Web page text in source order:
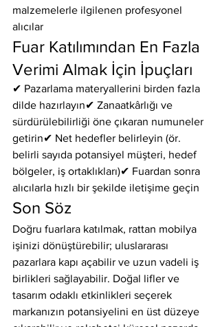
malzemelerle ilgilenen profesyonel
alıcılar
Fuar Katılımından En Fazla
Verimi Almak İçin İpuçları
✔ Pazarlama materyallerini birden fazla
dilde hazırlayın✔ Zanaatkârlığı ve
sürdürülebilirliği öne çıkaran numuneler
getirin✔ Net hedefler belirleyin (ör.
belirli sayıda potansiyel müşteri, hedef
bölgeler, iş ortaklıkları)✔ Fuardan sonra
alıcılarla hızlı bir şekilde iletişime geçin
Son Söz
Doğru fuarlara katılmak, rattan mobilya
işinizi dönüştürebilir; uluslararası
pazarlara kapı açabilir ve uzun vadeli iş
birlikleri sağlayabilir. Doğal lifler ve
tasarım odaklı etkinlikleri seçerek
markanızın potansiyelini en üst düzeye